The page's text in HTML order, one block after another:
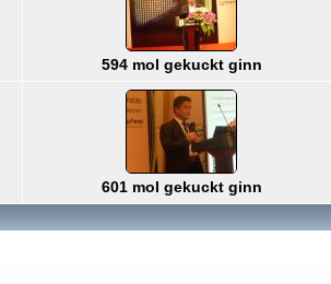
594 mol gekuckt ginn
601 mol gekuckt ginn